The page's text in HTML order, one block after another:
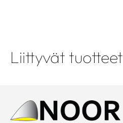
Liittyvät tuotteet